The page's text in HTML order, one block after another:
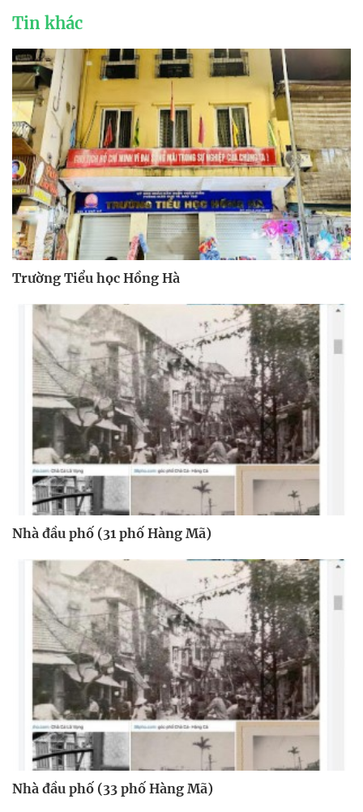
Tin khác
Trường Tiểu học Hồng Hà
Nhà đầu phố (31 phố Hàng Mã)
Nhà đầu phố (33 phố Hàng Mã)